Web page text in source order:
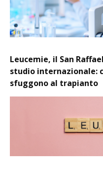
Leucemie, il San
studio internazionale:
sfuggono al trapianto